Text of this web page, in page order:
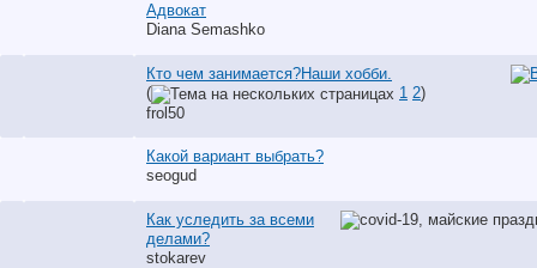
Адвокат
Diana Semashko
Кто чем занимается?Наши хобби.
(
1 2)
frol50
Какой вариант выбрать?
seogud
Как уследить за всеми
делами?
stokarev